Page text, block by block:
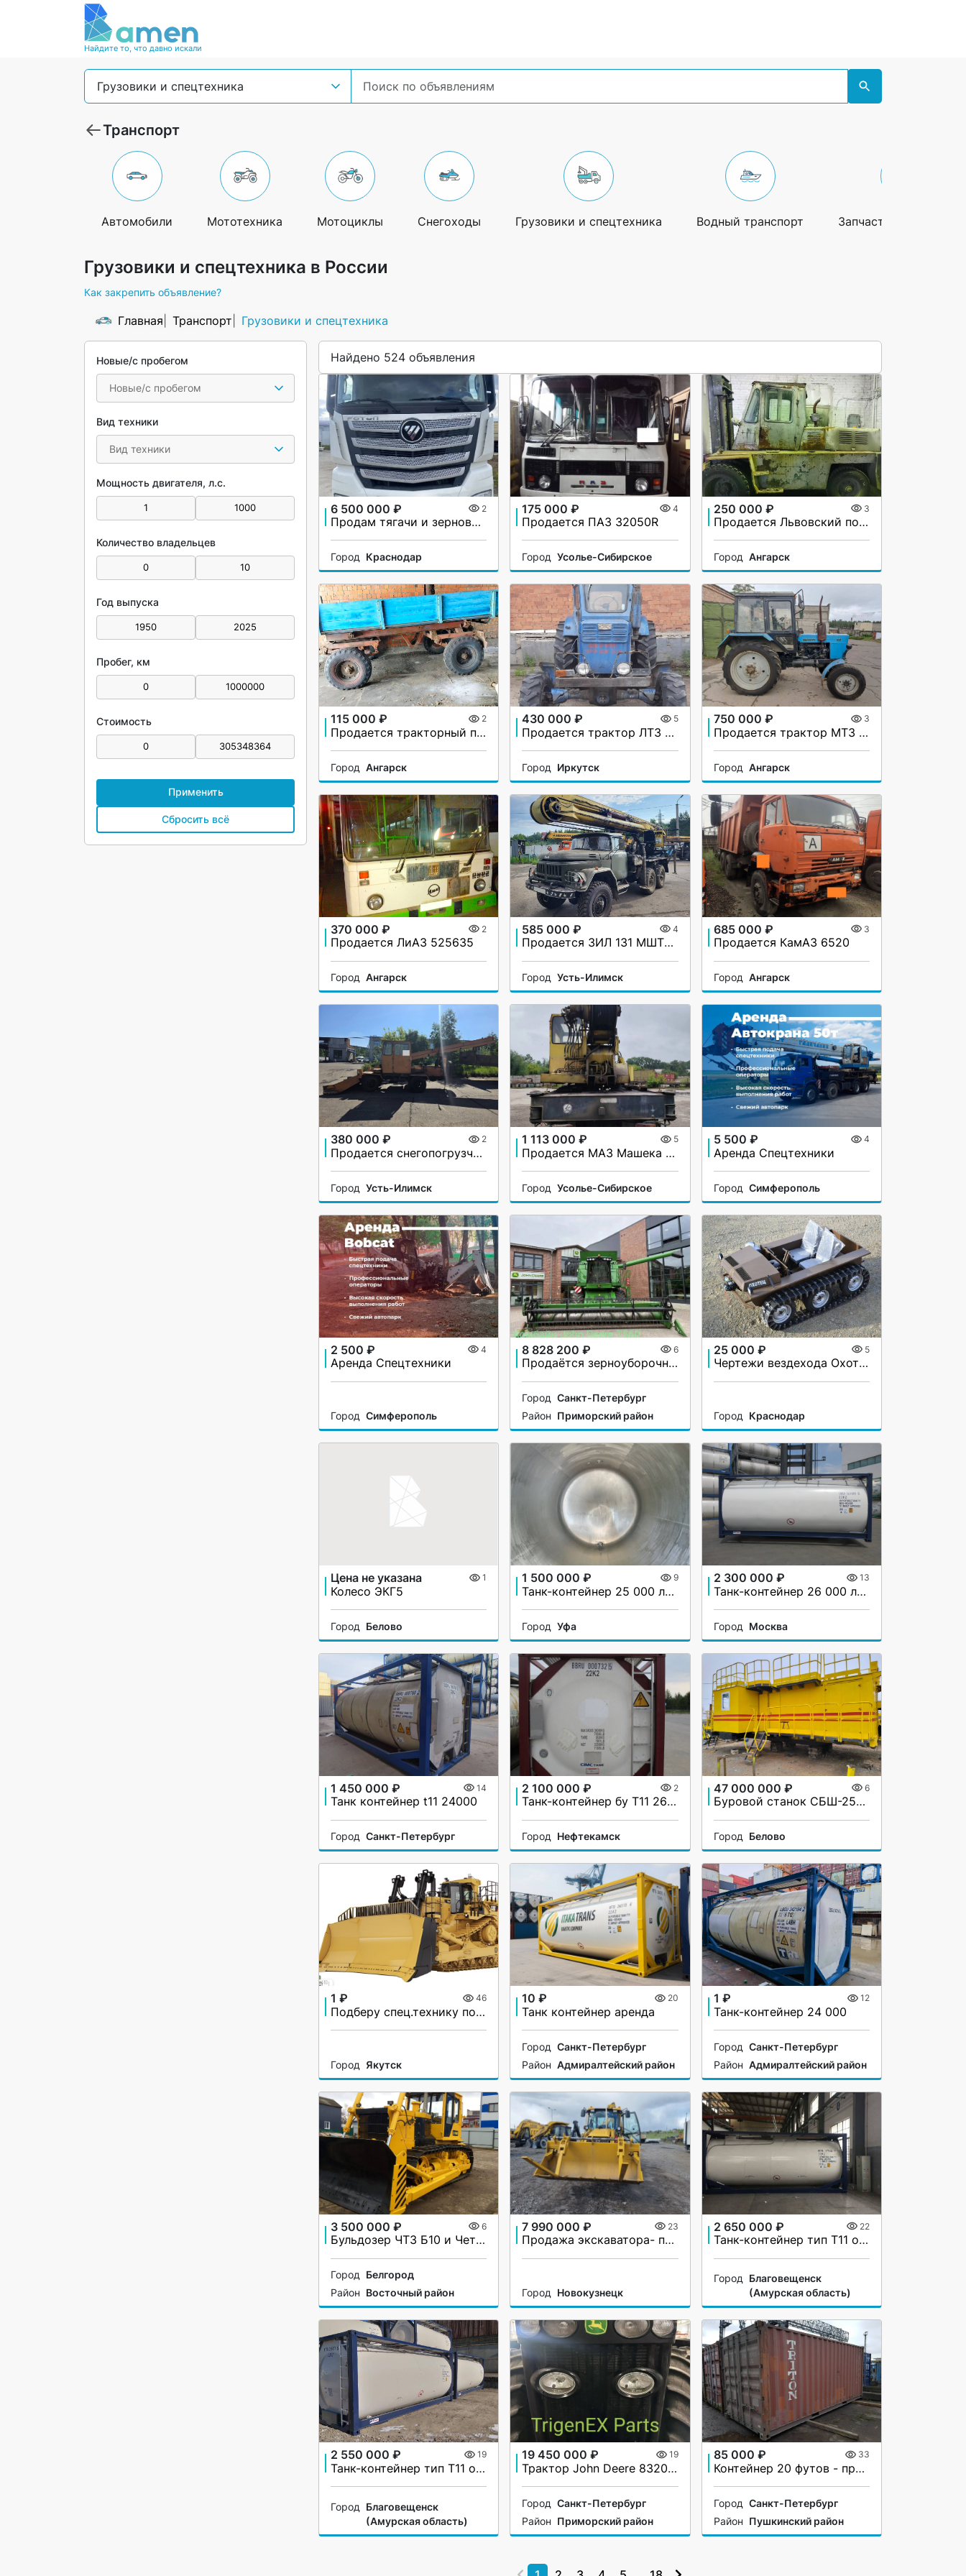
Найдите то, что давно искали
Грузовики и спецтехника
Транспорт
Автомобили Мототехника Мотоциклы Снегоходы Грузовики и спецтехника Водный транспорт Запчасти и
Грузовики и спецтехника в России
Как закрепить объявление?
Главная Транспорт Грузовики и спецтехника
Новые/с пробегом
Новые/с пробегом
Вид техники
Вид техники
Мощность двигателя, л.с.
Количество владельцев
Год выпуска
Пробег, км
Стоимость
Применить
Сбросить всё
Найдено 524 объявления
6 500 000 ₽ 2
Продам тягачи и зерновозы
Город Краснодар
175 000 ₽ 4
Продается ПАЗ 32050R
Город Усолье-Сибирское
250 000 ₽ 3
Продается Львовский погрузчи
Город Ангарск
115 000 ₽ 2
Продается тракторный прицеп 2ПТС-4
Город Ангарск
430 000 ₽ 5
Продается трактор ЛТЗ Т-40АМ
Город Иркутск
750 000 ₽ 3
Продается трактор МТЗ (Беларус) 82.1
Город Ангарск
370 000 ₽ 2
Продается ЛиАЗ 525635
Город Ангарск
585 000 ₽ 4
Продается ЗИЛ 131 МШТС 2АМ
Город Усть-Илимск
685 000 ₽ 3
Продается КамАЗ 6520
Город Ангарск
380 000 ₽ 2
Продается снегопогрузчик Уамз КО-206А
Город Усть-Илимск
1 113 000 ₽ 5
Продается МАЗ Машека КС 3579
Город Усолье-Сибирское
5 500 ₽ 4
Аренда Спецтехники
Город Симферополь
2 500 ₽ 4
Аренда Спецтехники
Город Симферополь
8 828 200 ₽ 6
Продаётся зерноуборочный комбайн John Deere T560 (2008 г.в.)
Город Санкт-Петербург
Район Приморский район
25 000 ₽ 5
Чертежи вездехода Охотец
Город Краснодар
Цена не указана 1
Колесо ЭКГ5
Город Белово
1 500 000 ₽ 9
Танк-контейнер 25 000 литров в наличии
Город Уфа
2 300 000 ₽ 13
Танк-контейнер 26 000 литров, 2024 год
Город Москва
1 450 000 ₽ 14
Танк контейнер t11 24000
Город Санкт-Петербург
2 100 000 ₽ 2
Танк-контейнер бу Т11 26 000 литров
Город Нефтекамск
47 000 000 ₽ 6
Буровой станок СБШ-250 МНА32 2011 г.в.
Город Белово
1 ₽ 46
Подберу спец.технику по заявке(как новую,так и б/у)
Город Якутск
10 ₽ 20
Танк контейнер аренда
Город Санкт-Петербург
Район Адмиралтейский район
1 ₽ 12
Танк-контейнер 24 000
Город Санкт-Петербург
Район Адмиралтейский район
3 500 000 ₽ 6
Бульдозер ЧТЗ Б10 и Четра Т9, Т11, Т15 и другие, гарантия
Город Белгород
Район Восточный район
7 990 000 ₽ 23
Продажа экскаватора- погрузчика SDLG (LGCE) B877F
Город Новокузнецк
2 650 000 ₽ 22
Танк-контейнер тип Т11 объём 18м3 для перевозки химических веществ, новый.
Город Благовещенск
(Амурская область)
2 550 000 ₽ 19
Танк-контейнер тип Т11 объём 25000 литров, для перевозки и хранения наливных грузов, новый
Город Благовещенск
(Амурская область)
19 450 000 ₽ 19
Трактор John Deere 8320R (2011 г.) – в наличии!
Город Санкт-Петербург
Район Приморский район
85 000 ₽ 33
Контейнер 20 футов - продажа и доставка в СПб
Город Санкт-Петербург
Район Пушкинский район